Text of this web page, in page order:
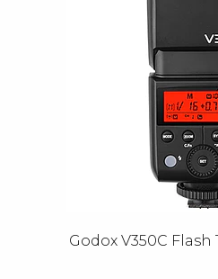
Godox V350C Flash